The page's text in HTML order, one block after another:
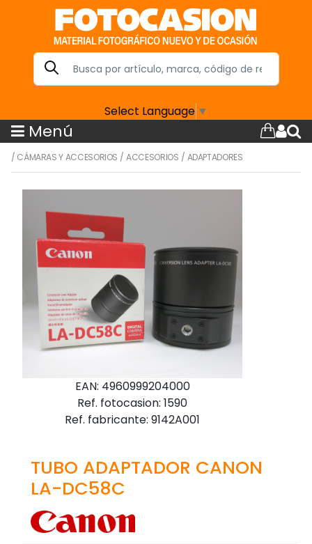
Select Language ▼
Menú
/ CÁMARAS Y ACCESORIOS /ACCESORIOS / ADAPTADORES
EAN: 4960999204000
Ref. fotocasion: 1590
Ref. fabricante: 9142A001
TUBO ADAPTADOR CANON
LA-DC58C